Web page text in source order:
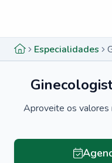
Especialidades
Aproveite os valores